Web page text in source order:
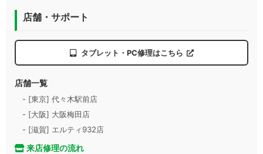
店舗・サポート
タブレット・PC修理はこちら
店舗一覧
- [東京] 代々木駅前店
- [大阪] 大阪梅田店
- [滋賀] エルティ932店
来店修理の流れ